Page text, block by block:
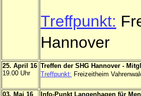
Treffpunkt:
Hannover
25. April 16
19.00 Uhr
Treffen der SHG Hannover -
Treffpunkt: Freizeitheim
03. Mai 16
Info-Punkt Langenhagen für